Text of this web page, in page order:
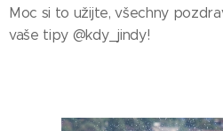
Moc si to užijte, všechny
vaše tipy @kdy_jindy!